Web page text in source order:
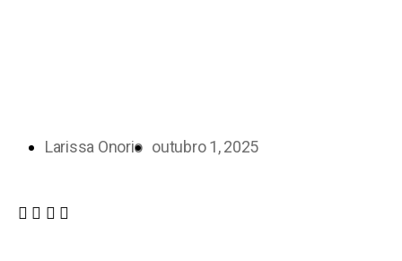
Larissa Onorio outubro 1, 2025